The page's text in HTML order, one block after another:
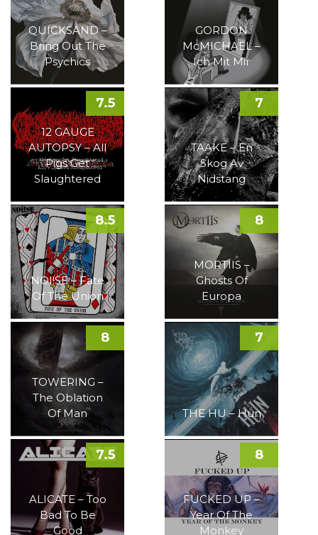
QUICKSAND –
Bring Out The
Psychics
GORDON
McMICHAEL –
Ich Mit Mir
12 GAUGE
AUTOPSY – All
Pigs Get
Slaughtered
7.5
TAAKE – En
Skog Av
Nidstang
7
NOI!SE – Fate
Of The Union
8.5
MORTIIS –
Ghosts Of
Europa
8
TOWERING –
The Oblation
Of Man
8
THE HU – Hun
7
ALICATE – Too
Bad To Be
Good
7.5
FUCKED UP –
Year Of The
Monkey
8